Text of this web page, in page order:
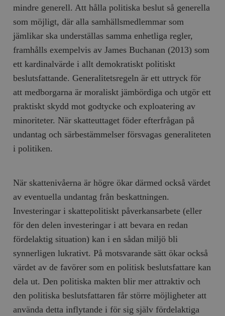
mindre generell. Att hålla politiska beslut så generella
som möjligt, där alla samhällsmedlemmar som
jämlikar ska underställas samma enhetliga regler,
framhålls exempelvis av James Buchanan (2013) som
ett kardinalvärde i allt demokratiskt politiskt
beslutsfattande. Generalitetsregeln är ett uttryck för
att medborgarna är moraliskt jämbördiga och utgör ett
praktiskt skydd mot godtycke och exploatering av
minoriteter. När skatteuttaget föder efterfrågan på
undantag och särbestämmelser försvagas generaliteten
i politiken.
När skattenivåerna är högre ökar därmed också värdet
av eventuella undantag från beskattningen.
Investeringar i skattepolitiskt påverkansarbete (eller
för den delen investeringar i att bevara en redan
fördelaktig situation) kan i en sådan miljö bli
synnerligen lukrativt. På motsvarande sätt ökar också
värdet av de favörer som en politisk beslutsfattare kan
dela ut. Den politiska makten blir mer attraktiv och
den politiska beslutsfattaren får större möjligheter att
använda detta inflytande i för sig själv fördelaktiga